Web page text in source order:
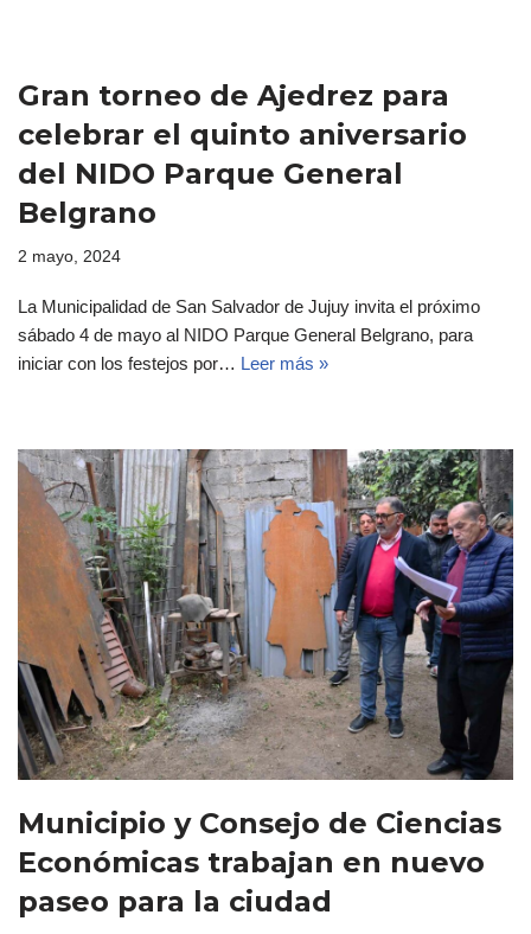
Gran torneo de Ajedrez para
celebrar el quinto aniversario
del NIDO Parque General
Belgrano
2 mayo, 2024
La Municipalidad de San Salvador de Jujuy invita el próximo
sábado 4 de mayo al NIDO Parque General Belgrano, para
iniciar con los festejos por… Leer más »
Municipio y Consejo de Ciencias
Económicas trabajan en nuevo
paseo para la ciudad